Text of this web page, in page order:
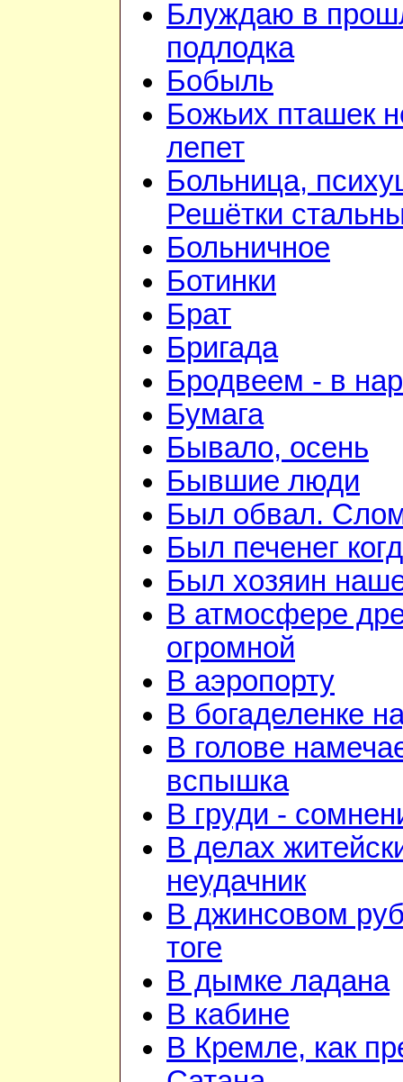
Блуждаю в
подлодка
Бобыль
Божьих пташек
лепет
Больница,
Решётки
Больничное
Ботинки
Брат
Бригада
Бродвеем - в
Бумага
Бывало, осень
Бывшие люди
Был обвал.
Был печенег
Был хозяин
В атмосфере
огромной
В аэропорту
В богаделенке
В голове
вспышка
В груди -
В делах
неудачник
В джинсовом
тоге
В дымке ладана
В кабине
В Кремле, как